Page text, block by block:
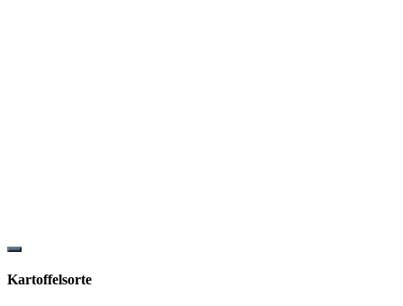
Show
Content
Kartoffelsorte